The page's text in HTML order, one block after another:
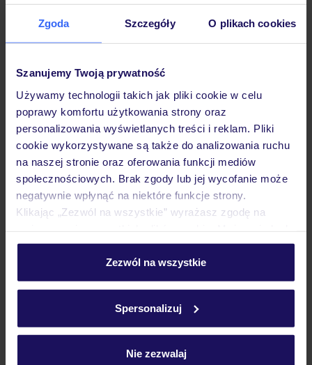
Zgoda Szczegóły O plikach cookies
Szanujemy Twoją prywatność
Używamy technologii takich jak pliki cookie w celu
poprawy komfortu użytkowania strony oraz
personalizowania wyświetlanych treści i reklam. Pliki
cookie wykorzystywane są także do analizowania ruchu
na naszej stronie oraz oferowania funkcji mediów
społecznościowych. Brak zgody lub jej wycofanie może
negatywnie wpłynąć na niektóre funkcje strony.
Klikając „Zezwól na wszystkie” wyrażasz zgodę na
personalizować swój wybór wchodząc w zakładkę
Szczegółowe informacje o plikach cookie znajdziesz
Zezwól na wszystkie
Spersonalizuj
Nie zezwalaj
Opinie
Pokoje
Wyżywienie
Atrakcje
Ważne informacje
Często zadawane pytania
Jak zmienić uczestników/osobę zgłaszającą?
Czy w Hotelu będzie przedstawiciel TUI?